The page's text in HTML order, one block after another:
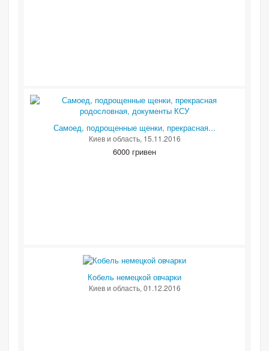
Самоед, подрощенные щенки, прекрасная...
Киев и область, 15.11.2016
6000 гривен
Кобель немецкой овчарки
Киев и область, 01.12.2016